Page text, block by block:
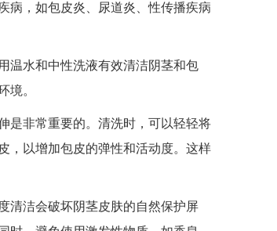
，如包皮炎、尿道炎、性传播疾病
水和中性洗液有效清洁阴茎和包
境。
非常重要的。清洗时，可以轻轻将
，以增加包皮的弹性和活动度。这样
洁会破坏阴茎皮肤的自然保护屏